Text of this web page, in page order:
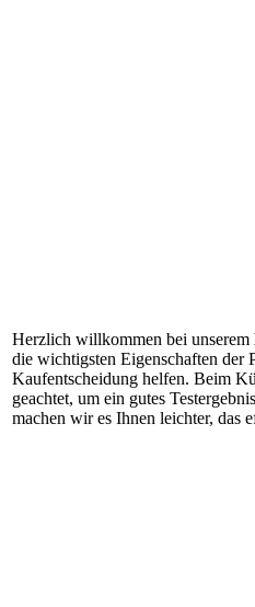
Herzlich willkommen bei unserem
die wichtigsten Eigenschaften der
Kaufentscheidung helfen. Beim
geachtet, um ein gutes
machen wir es Ihnen leichter, das